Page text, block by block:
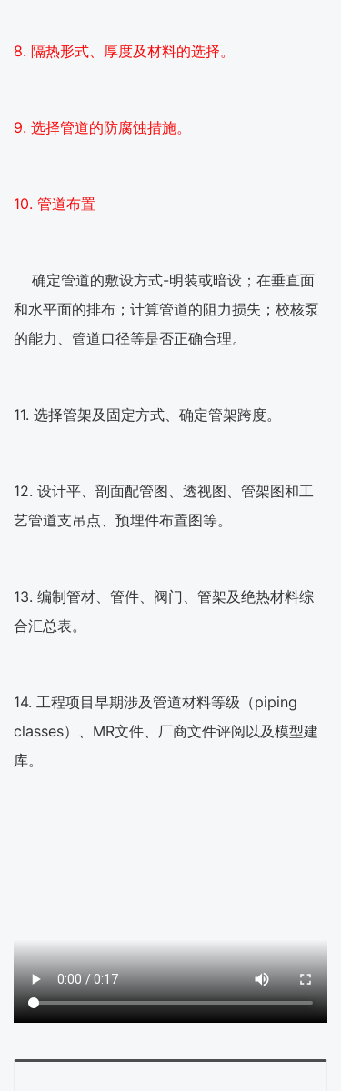
8. 隔热形式、厚度及材料的选择。
9. 选择管道的防腐蚀措施。
10. 管道布置
确定管道的敷设方式-明装或暗设；在垂直面
和水平面的排布；计算管道的阻力损失；校核泵
的能力、管道口径等是否正确合理。
11. 选择管架及固定方式、确定管架跨度。
12. 设计平、剖面配管图、透视图、管架图和工
艺管道支吊点、预埋件布置图等。
13. 编制管材、管件、阀门、管架及绝热材料综
合汇总表。
14. 工程项目早期涉及管道材料等级（piping
classes）、MR文件、厂商文件评阅以及模型建
库。